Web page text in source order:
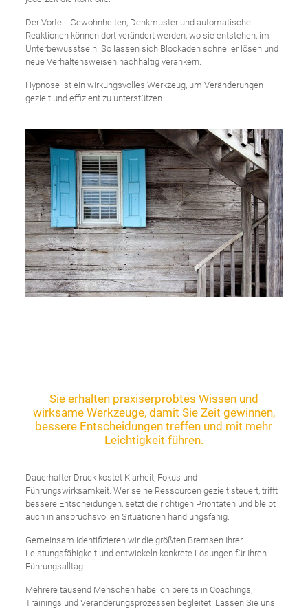
Der Vorteil: Gewohnheiten, Denkmuster und automatische
Reaktionen können dort verändert werden, wo sie entstehen, im
Unterbewusstsein. So lassen sich Blockaden schneller lösen und
neue Verhaltensweisen nachhaltig verankern.
Hypnose ist ein wirkungsvolles Werkzeug, um Veränderungen
gezielt und effizient zu unterstützen.
Sie erhalten praxiserprobtes Wissen und
wirksame Werkzeuge, damit Sie Zeit gewinnen,
bessere Entscheidungen treffen und mit mehr
Leichtigkeit führen.
Dauerhafter Druck kostet Klarheit, Fokus und
Führungswirksamkeit. Wer seine Ressourcen gezielt steuert, trifft
bessere Entscheidungen, setzt die richtigen Prioritäten und bleibt
auch in anspruchsvollen Situationen handlungsfähig.
Gemeinsam identifizieren wir die größten Bremsen Ihrer
Leistungsfähigkeit und entwickeln konkrete Lösungen für Ihren
Führungsalltag.
Mehrere tausend Menschen habe ich bereits in Coachings,
Trainings und Veränderungsprozessen begleitet. Lassen Sie uns